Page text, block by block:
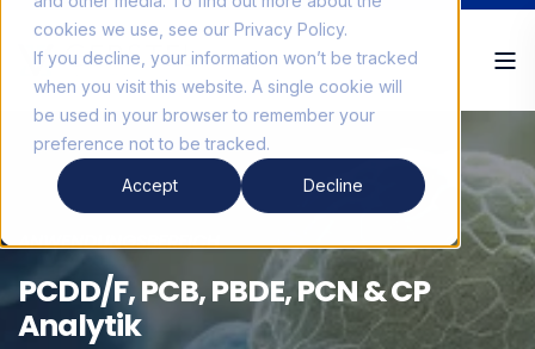
cookies we use, see our Privacy Policy.
If you decline, your information won’t be tracked
when you visit this website. A single cookie will
be used in your browser to remember your
preference not to be tracked.
Accept Decline
ANWENDUNGSBEREICH
PCDD/F, PCB, PBDE, PCN & CP
Analytik